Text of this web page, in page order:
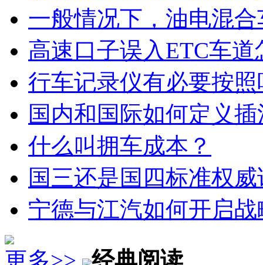
一般情况下，油电混
高速口子误入ETC车道
行车记录仪有必要按照
国内和国际如何定义
什么叫拥车成本？
国三还是国四标准权
宁德与江汽如何开启